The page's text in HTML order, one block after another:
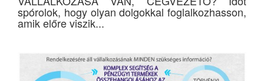
spórolok, hogy olyan dolgokkal foglalkozhasson,
amik előre viszik...